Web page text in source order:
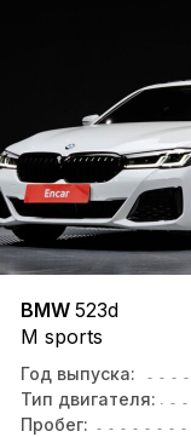
BMW 523d
M sports
Год выпуска:
Тип двигателя:
Пробег: